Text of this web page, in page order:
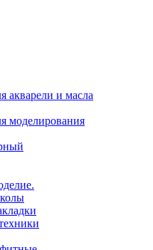
акварели и масла
моделирования